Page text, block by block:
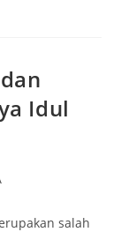
Idul
salah